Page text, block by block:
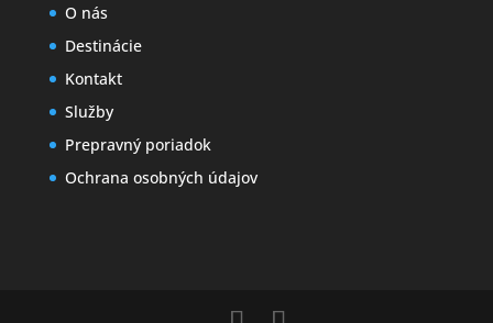
O nás
Destinácie
Kontakt
Služby
Prepravný poriadok
Ochrana osobných údajov